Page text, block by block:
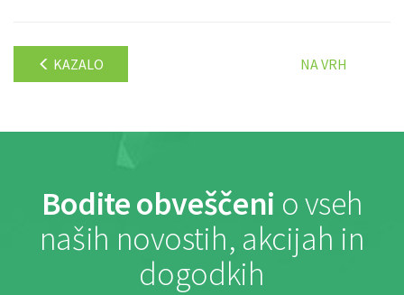
KAZALO NA VRH
Bodite obveščeni o vseh
naših novostih, akcijah in
dogodkih